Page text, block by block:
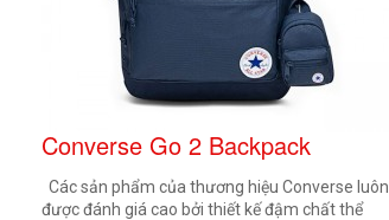
Converse Go 2 Backpack
Các sản phẩm của thương hiệu Converse luôn
được đánh giá cao bởi thiết kế đậm chất thể